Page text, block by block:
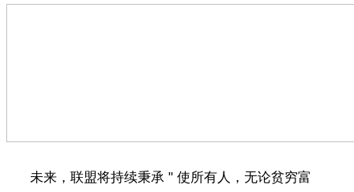
未来，联盟将持续秉承 " 使所有人，无论贫穷富